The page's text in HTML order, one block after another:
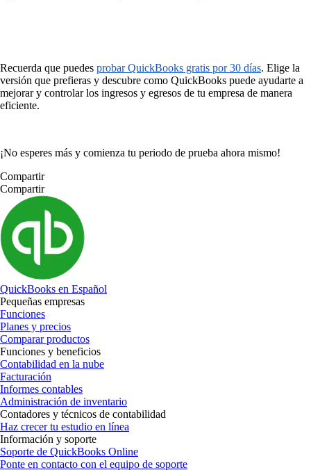
Recuerda que puedes probar QuickBooks gratis por 30 días. Elige la
versión que prefieras y descubre como QuickBooks puede ayudarte a
mejorar y controlar los ingresos y egresos de tu empresa de manera
eficiente.
¡No esperes más y comienza tu periodo de prueba ahora mismo!
Compartir
Compartir
QuickBooks en Español
Pequeñas empresas
Funciones
Planes y precios
Comparar productos
Funciones y beneficios
Contabilidad en la nube
Facturación
Informes contables
Administración de inventario
Contadores y técnicos de contabilidad
Haz crecer tu estudio en línea
Información y soporte
Soporte de QuickBooks Online
Ponte en contacto con el equipo de soporte